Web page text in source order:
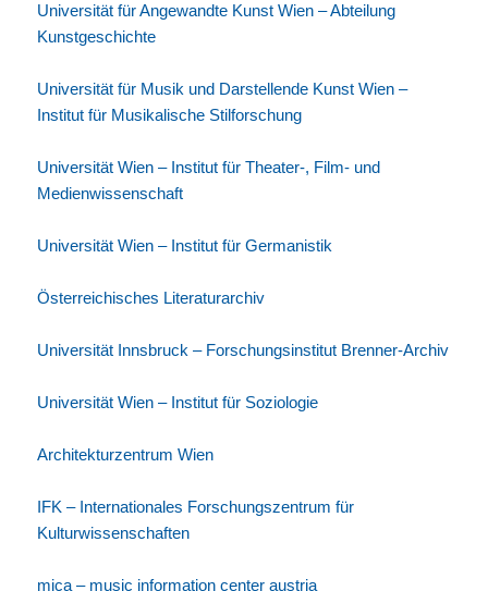
Universität für Angewandte Kunst Wien – Abteilung
Kunstgeschichte
Universität für Musik und Darstellende Kunst Wien –
Institut für Musikalische Stilforschung
Universität Wien – Institut für Theater-, Film- und
Medienwissenschaft
Universität Wien – Institut für Germanistik
Österreichisches Literaturarchiv
Universität Innsbruck – Forschungsinstitut Brenner-Archiv
Universität Wien – Institut für Soziologie
Architekturzentrum Wien
IFK – Internationales Forschungszentrum für
Kulturwissenschaften
mica – music information center austria